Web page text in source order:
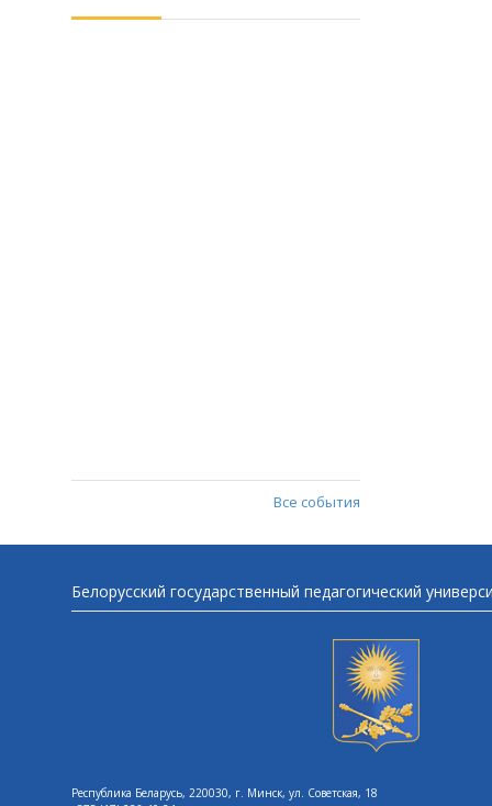
Все события
Белорусский государственный педагогический
Республика Беларусь, 220030, г. Минск, ул. Советская, 18